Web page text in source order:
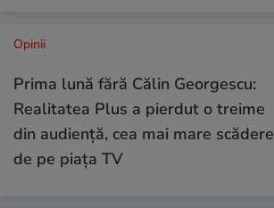
Opinii
Prima lună fără Călin Georgescu:
Realitatea Plus a pierdut o treime
din audiență, cea mai mare scădere
de pe piața TV